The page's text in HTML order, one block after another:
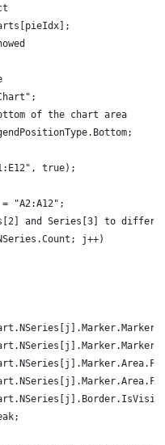
of the chart area
true);
= "A2:A12";
and Series[3] to
j++)
break;